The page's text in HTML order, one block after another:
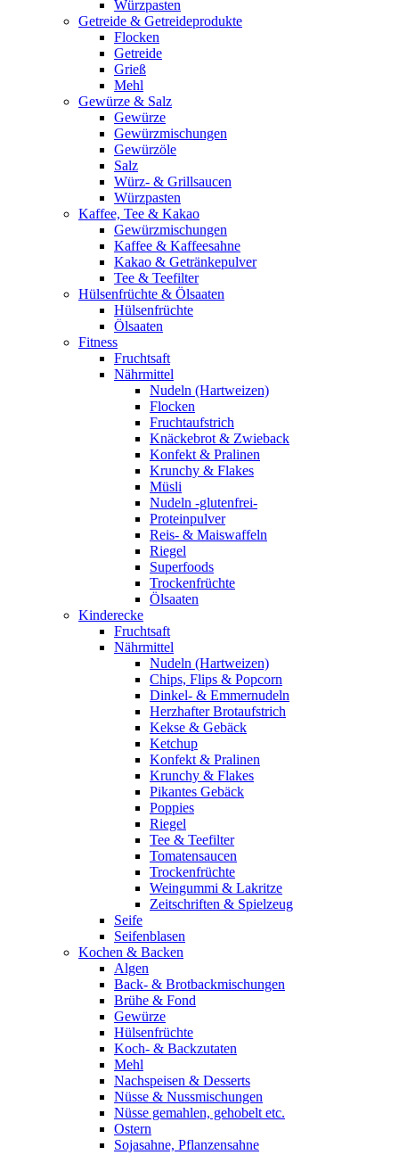
Würzpasten
Getreide & Getreideprodukte
Flocken
Getreide
Grieß
Mehl
Gewürze & Salz
Gewürze
Gewürzmischungen
Gewürzöle
Salz
Würz- & Grillsaucen
Würzpasten
Kaffee, Tee & Kakao
Gewürzmischungen
Kaffee & Kaffeesahne
Kakao & Getränkepulver
Tee & Teefilter
Hülsenfrüchte & Ölsaaten
Hülsenfrüchte
Ölsaaten
Fitness
Fruchtsaft
Nährmittel
Nudeln (Hartweizen)
Flocken
Fruchtaufstrich
Knäckebrot & Zwieback
Konfekt & Pralinen
Krunchy & Flakes
Müsli
Nudeln -glutenfrei-
Proteinpulver
Reis- & Maiswaffeln
Riegel
Superfoods
Trockenfrüchte
Ölsaaten
Kinderecke
Fruchtsaft
Nährmittel
Nudeln (Hartweizen)
Chips, Flips & Popcorn
Dinkel- & Emmernudeln
Herzhafter Brotaufstrich
Kekse & Gebäck
Ketchup
Konfekt & Pralinen
Krunchy & Flakes
Pikantes Gebäck
Poppies
Riegel
Tee & Teefilter
Tomatensaucen
Trockenfrüchte
Weingummi & Lakritze
Zeitschriften & Spielzeug
Seife
Seifenblasen
Kochen & Backen
Algen
Back- & Brotbackmischungen
Brühe & Fond
Gewürze
Hülsenfrüchte
Koch- & Backzutaten
Mehl
Nachspeisen & Desserts
Nüsse & Nussmischungen
Nüsse gemahlen, gehobelt etc.
Ostern
Sojasahne, Pflanzensahne